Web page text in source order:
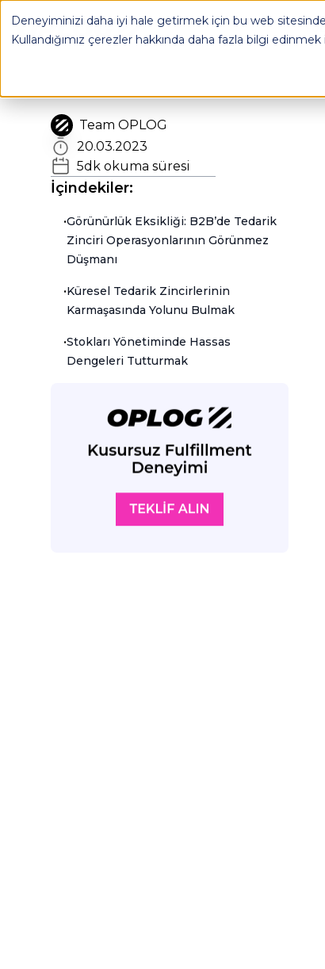
Deneyiminizi daha iyi hale getirmek için bu web
Kullandığımız çerezler hakkında daha fazla bilgi edinmek
OPLOG
Team OPLOG
20.03.2023
5dk okuma süresi
İçindekiler:
•Görünürlük Eksikliği: B2B’de Tedarik
Zinciri Operasyonlarının Görünmez
Düşmanı
•Küresel Tedarik Zincirlerinin
Karmaşasında Yolunu Bulmak
•Stokları Yönetiminde Hassas
Dengeleri Tutturmak